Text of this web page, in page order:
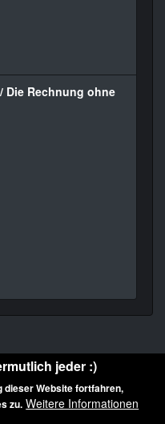
Die Rechnung ohne
2026 der Film Noir de. Alle
jeder :)
dieser Website fortfahren,
zu. Weitere Informationen